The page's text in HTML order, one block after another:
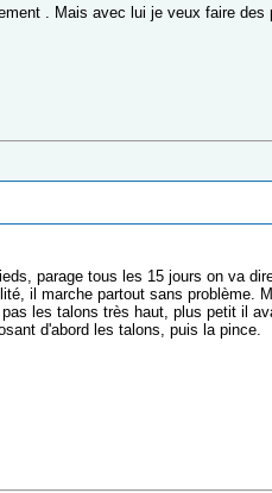
. Mais avec lui je veux faire des
parage tous les 15 jours on va
il marche partout sans problème.
les talons très haut, plus petit il
d'abord les talons, puis la pince.